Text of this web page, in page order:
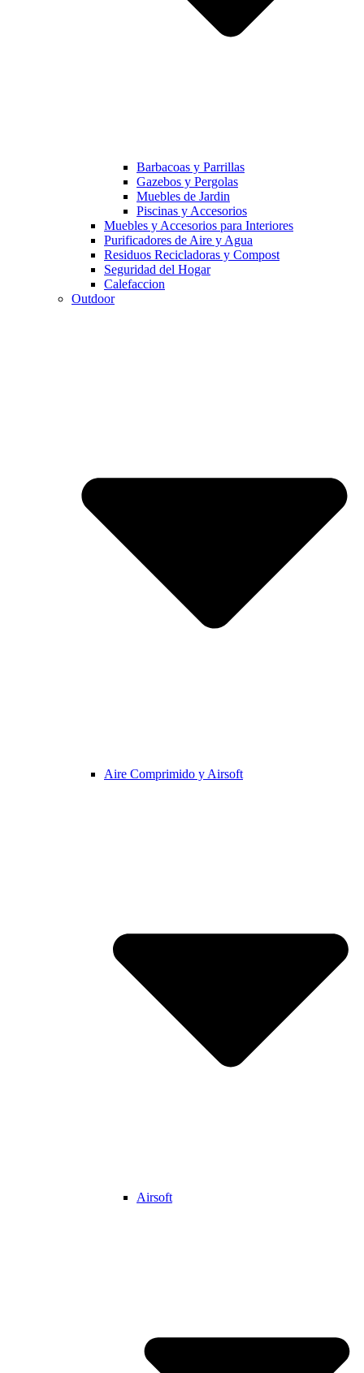
Barbacoas y Parrillas
Gazebos y Pergolas
Muebles de Jardin
Piscinas y Accesorios
Muebles y Accesorios para Interiores
Purificadores de Aire y Agua
Residuos Recicladoras y Compost
Seguridad del Hogar
Calefaccion
Outdoor
Aire Comprimido y Airsoft
Airsoft